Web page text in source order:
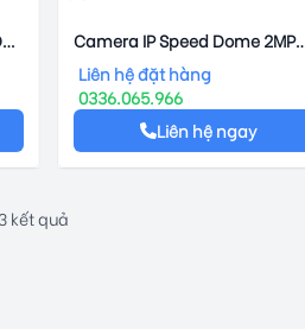
Camera IP Speed Dome 2MP
DAHUA DH-SD3A200-GNP-W-
PV
Liên hệ đặt hàng
0336.065.966
Liên hệ ngay
kết quả